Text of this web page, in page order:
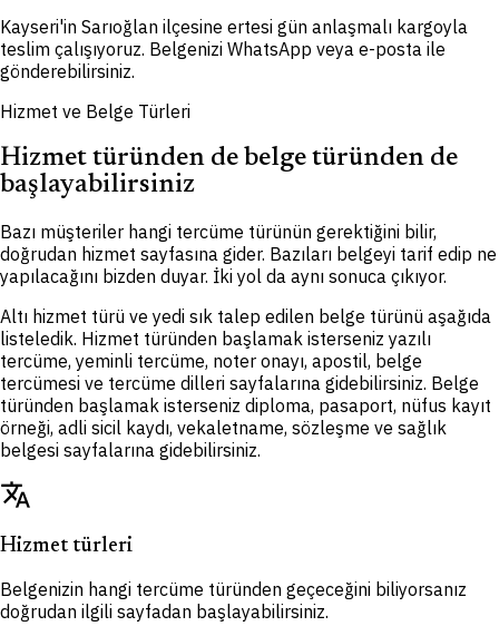
Kayseri'in Sarıoğlan ilçesine ertesi gün anlaşmalı kargoyla
teslim çalışıyoruz. Belgenizi WhatsApp veya e-posta ile
gönderebilirsiniz.
Hizmet ve Belge Türleri
Hizmet türünden de belge türünden de
başlayabilirsiniz
Bazı müşteriler hangi tercüme türünün gerektiğini bilir,
doğrudan hizmet sayfasına gider. Bazıları belgeyi tarif edip ne
yapılacağını bizden duyar. İki yol da aynı sonuca çıkıyor.
Altı hizmet türü ve yedi sık talep edilen belge türünü aşağıda
listeledik. Hizmet türünden başlamak isterseniz yazılı
tercüme, yeminli tercüme, noter onayı, apostil, belge
tercümesi ve tercüme dilleri sayfalarına gidebilirsiniz. Belge
türünden başlamak isterseniz diploma, pasaport, nüfus kayıt
örneği, adli sicil kaydı, vekaletname, sözleşme ve sağlık
belgesi sayfalarına gidebilirsiniz.
translate
Hizmet türleri
Belgenizin hangi tercüme türünden geçeceğini biliyorsanız
doğrudan ilgili sayfadan başlayabilirsiniz.